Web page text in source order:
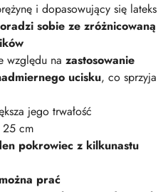
i dopasowujący się lateks
sobie ze zróżnicowaną
względu na zastosowanie
ucisku, co sprzyja
jego trwałość
25 cm
pokrowiec z kilkunastu
prać